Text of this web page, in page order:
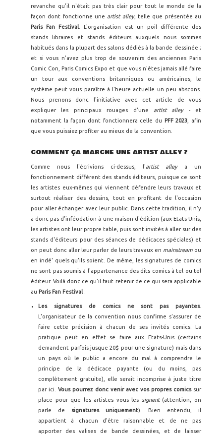
revanche qu'il n'était pas très clair pour tout le monde de la
façon dont fonctionne une artist alley, telle que présentée au
Paris Fan Festival . L'organisation est un poil différente des
stands libraires et stands éditeurs auxquels nous sommes
habitués dans la plupart des salons dédiés à la bande dessinée ;
et si vous n'avez plus trop de souvenirs des anciennes Paris
Comic Con, Paris Comics Expo et que vous n'êtes jamais allé faire
un tour aux conventions britanniques ou américaines, le
système peut vous paraître à l'heure actuelle un peu abscons.
Nous prenons donc l'initiative avec cet article de vous
expliquer les principaux rouages d'une artist alley- et
notamment la façon dont fonctionnera celle du PFF 2023 , afin
que vous puissiez profiter au mieux de la convention.
COMMENT ÇA MARCHE UNE ARTIST ALLEY ?
Comme nous l'écrivions ci-dessus, l'artist alley a un
fonctionnement différent des stands éditeurs, puisque ce sont
les artistes eux-mêmes qui viennent défendre leurs travaux et
surtout réaliser des dessins, tout en profitant de l'occasion
pour aller échanger avec leur public. Dans cette tradition, il n'y
a donc pas d'inféodation à une maison d'édition (aux Etats-Unis,
les artistes ont leur propre table, puis sont invités à aller sur des
stands d'éditeurs pour des séances de dédicaces spéciales) et
on peut donc aller leur parler de leurs travaux en mainstream ou
en indé' quels qu'ils soient. De même, les signatures de comics
ne sont pas soumis à l'appartenance des dits comics à tel ou tel
éditeur. Voilà donc ce qu'il faut retenir de ce qui sera applicable
au Paris Fan Festival :
Les signatures de comics ne sont pas payantes.
L'organisateur de la convention nous confirme s'assurer de
faire cette précision à chacun de ses invités comics. La
pratique peut en effet se faire aux Etats-Unis (certains
demandent parfois jusque 20$ pour une signature) mais dans
un pays où le public a encore du mal à comprendre le
principe de la dédicace payante (ou du moins, pas
complètement gratuite), elle serait incomprise à juste titre
par ici.Vous pourrez donc venir avec vos propres comics sur
place pour que les artistes vous les signent (attention, on
parle de signatures uniquement). Bien entendu, il
appartient à chacun d'être raisonnable et de ne pas
apporter des valises de bande dessinées, et de laisser